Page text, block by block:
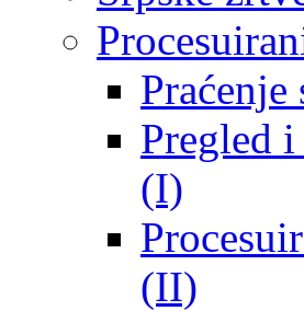
Pregled
(I)
(II)